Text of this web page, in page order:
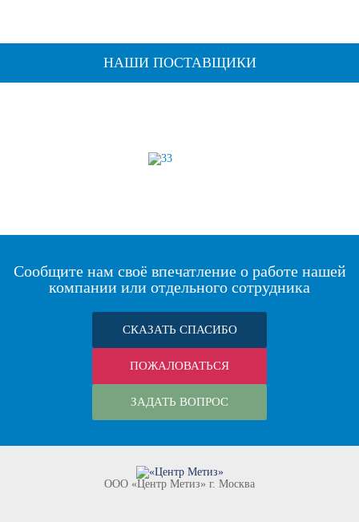
НАШИ ПОСТАВЩИКИ
Сообщите нам своё впечатление о работе нашей
компании или отдельного сотрудника
СКАЗАТЬ СПАСИБО
ПОЖАЛОВАТЬСЯ
ЗАДАТЬ ВОПРОС
ООО «Центр Метиз» г. Москва